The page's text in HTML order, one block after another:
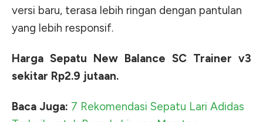
versi baru, terasa lebih ringan dengan pantulan
yang lebih responsif.
Harga Sepatu New Balance SC Trainer v3
sekitar Rp2.9 jutaan.
Baca Juga: 7 Rekomendasi Sepatu Lari Adidas